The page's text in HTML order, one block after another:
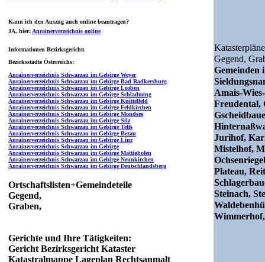
Kann ich den Auszug auch online beantragen?
JA, hier: Anrainerverzeichnis online
Informationen Bezirksgericht:
Bezirksstädte Österreichs:
Anrainerverzeichnis Schwarzau im Gebirge Weyer
Anrainerverzeichnis Schwarzau im Gebirge Bad Radkersburg
Anrainerverzeichnis Schwarzau im Gebirge Leoben
Anrainerverzeichnis Schwarzau im Gebirge Schladming
Anrainerverzeichnis Schwarzau im Gebirge Knittelfeld
Anrainerverzeichnis Schwarzau im Gebirge Feldkirchen
Anrainerverzeichnis Schwarzau im Gebirge Mondsee
Anrainerverzeichnis Schwarzau im Gebirge Silz
Anrainerverzeichnis Schwarzau im Gebirge Telfs
Anrainerverzeichnis Schwarzau im Gebirge Bezau
Anrainerverzeichnis Schwarzau im Gebirge Linz
Anrainerverzeichnis Schwarzau im Gebirge
Anrainerverzeichnis Schwarzau im Gebirge Mattighofen
Anrainerverzeichnis Schwarzau im Gebirge Neunkirchen
Anrainerverzeichnis Schwarzau im Gebirge Deutschlandsberg
Ortschaftslisten+Gemeindeteile
Gegend,
Graben,
Gerichte und Ihre Tätigkeiten:
Gericht Bezirksgericht Kataster
Katastralmappe Lageplan Rechtsanmalt
Gegend,
Gemeinden
Amais-
Freudental,
Jurihof,
Mistelhof,
Plateau,
Steinach,
Wimmerhof,